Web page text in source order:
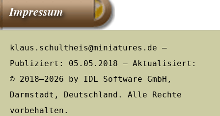
Impressum
klaus.schultheis@miniatures.de –
Publiziert: 05.05.2018 – Aktualisiert:
© 2018–2026 by IDL Software GmbH,
Darmstadt, Deutschland. Alle Rechte
vorbehalten.